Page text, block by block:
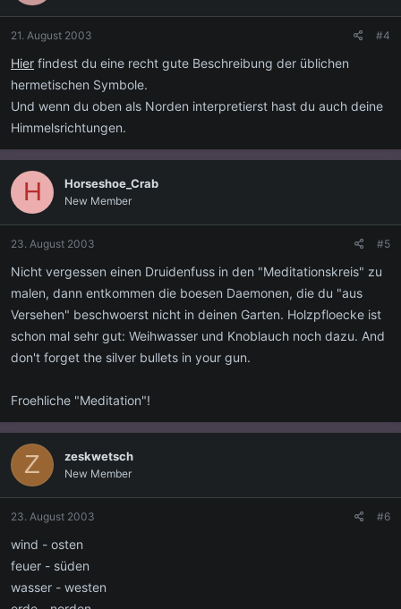
21. August 2003 #4
Hier findest du eine recht gute Beschreibung der üblichen
hermetischen Symbole.
Und wenn du oben als Norden interpretierst hast du auch deine
Himmelsrichtungen.
H Horseshoe_Crab
New Member
23. August 2003 #5
Nicht vergessen einen Druidenfuss in den "Meditationskreis" zu
malen, dann entkommen die boesen Daemonen, die du "aus
Versehen" beschwoerst nicht in deinen Garten. Holzpfloecke ist
schon mal sehr gut: Weihwasser und Knoblauch noch dazu. And
don't forget the silver bullets in your gun.
Froehliche "Meditation"!
Z zeskwetsch
New Member
23. August 2003 #6
wind - osten
feuer - süden
wasser - westen